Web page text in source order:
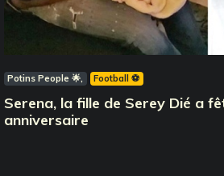
Potins People 🌟 Football ⚽️
Serena, la fille de Serey Dié a
anniversaire